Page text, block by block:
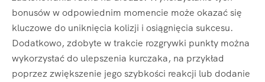
bonusów w odpowiednim momencie może okazać się
kluczowe do uniknięcia kolizji i osiągnięcia sukcesu.
Dodatkowo, zdobyte w trakcie rozgrywki punkty można
wykorzystać do ulepszenia kurczaka, na przykład
poprzez zwiększenie jego szybkości reakcji lub dodanie